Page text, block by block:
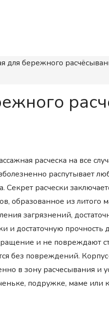
для бережного
расческа на все
распутывает
Секрет расчески
образованное из литого
загрязнений,
и достаточную
и не повреждают
без повреждений.
в зону расчесывания и
подружке, маме или